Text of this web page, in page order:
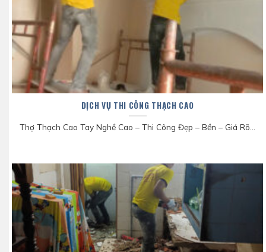
DỊCH VỤ THI CÔNG THẠCH CAO
Thợ Thạch Cao Tay Nghề Cao – Thi Công Đẹp – Bền – Giá Rõ...